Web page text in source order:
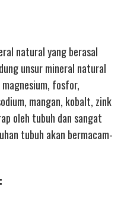
natural yang berasal
unsur mineral natural
fosfor,
mangan, kobalt, zink
oleh tubuh dan sangat
tubuh akan bermacam-